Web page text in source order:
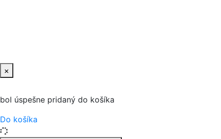
×
bol úspešne pridaný do košíka
Do košíka